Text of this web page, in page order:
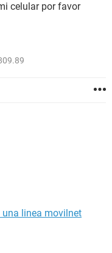
celular por favor
una linea movilnet